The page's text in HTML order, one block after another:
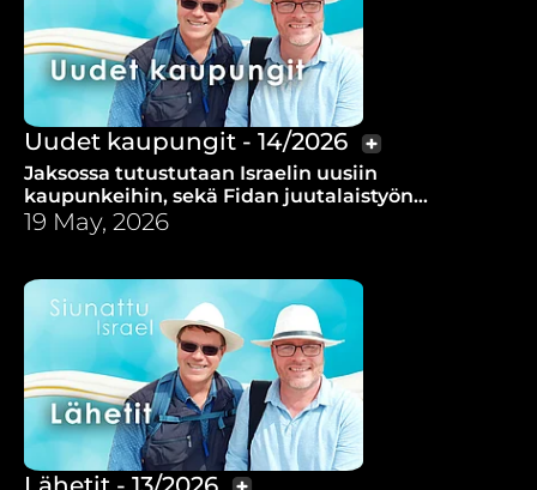
Uudet kaupungit - 14/2026
Jaksossa tutustutaan Israelin uusiin
kaupunkeihin, sekä Fidan juutalaistyön
lähettien Ulla ja Veikko Nuorahon työhön
Jerusalemissa.
19 May, 2026